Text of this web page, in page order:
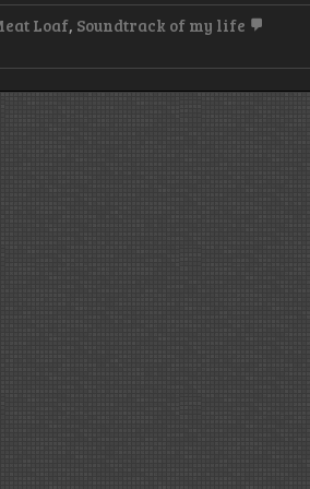
Loaf, Soundtrack of my life